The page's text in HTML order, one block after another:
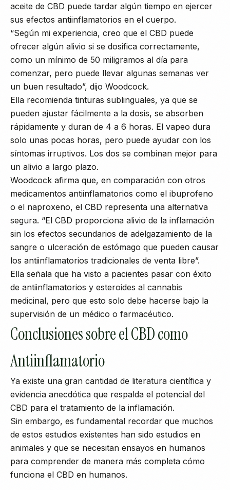
aceite de CBD puede tardar algún tiempo en ejercer
sus efectos antiinflamatorios en el cuerpo.
“Según mi experiencia, creo que el CBD puede
ofrecer algún alivio si se dosifica correctamente,
como un mínimo de 50 miligramos al día para
comenzar, pero puede llevar algunas semanas ver
un buen resultado”, dijo Woodcock.
Ella recomienda tinturas sublinguales, ya que se
pueden ajustar fácilmente a la dosis, se absorben
rápidamente y duran de 4 a 6 horas. El vapeo dura
solo unas pocas horas, pero puede ayudar con los
síntomas irruptivos. Los dos se combinan mejor para
un alivio a largo plazo.
Woodcock afirma que, en comparación con otros
medicamentos antiinflamatorios como el ibuprofeno
o el naproxeno, el CBD representa una alternativa
segura. “El CBD proporciona alivio de la inflamación
sin los efectos secundarios de adelgazamiento de la
sangre o ulceración de estómago que pueden causar
los antiinflamatorios tradicionales de venta libre”.
Ella señala que ha visto a pacientes pasar con éxito
de antiinflamatorios y esteroides al cannabis
medicinal, pero que esto solo debe hacerse bajo la
supervisión de un médico o farmacéutico.
Conclusiones sobre el CBD como
Antiinflamatorio
Ya existe una gran cantidad de literatura científica y
evidencia anecdótica que respalda el potencial del
CBD para el tratamiento de la inflamación.
Sin embargo, es fundamental recordar que muchos
de estos estudios existentes han sido estudios en
animales y que se necesitan ensayos en humanos
para comprender de manera más completa cómo
funciona el CBD en humanos.